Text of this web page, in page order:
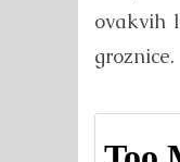
ovakvih
groznice.